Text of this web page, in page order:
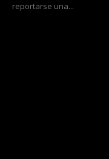
reportarse una...